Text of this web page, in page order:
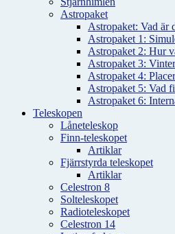
Astropaket
Astropaket: Vad är
Astropaket 1:
Astropaket 2: Hur
Astropaket 3:
Astropaket 4:
Astropaket 5: Vad
Astropaket 6:
Teleskopen
Låneteleskop
Finn-teleskopet
Artiklar
Fjärrstyrda teleskopet
Artiklar
Celestron 8
Solteleskopet
Radioteleskopet
Celestron 14